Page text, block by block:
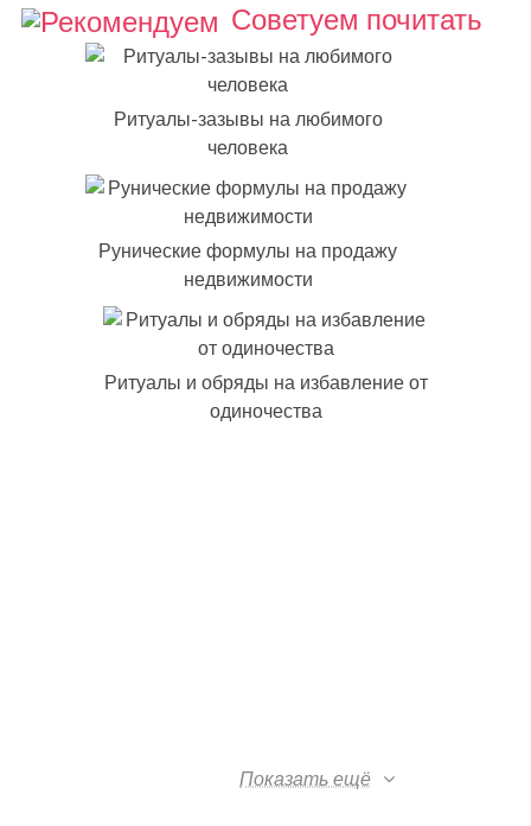
Советуем почитать
Ритуалы-зазывы на любимого
человека
Рунические формулы на продажу
недвижимости
Ритуалы и обряды на избавление от
одиночества
Показать ещё